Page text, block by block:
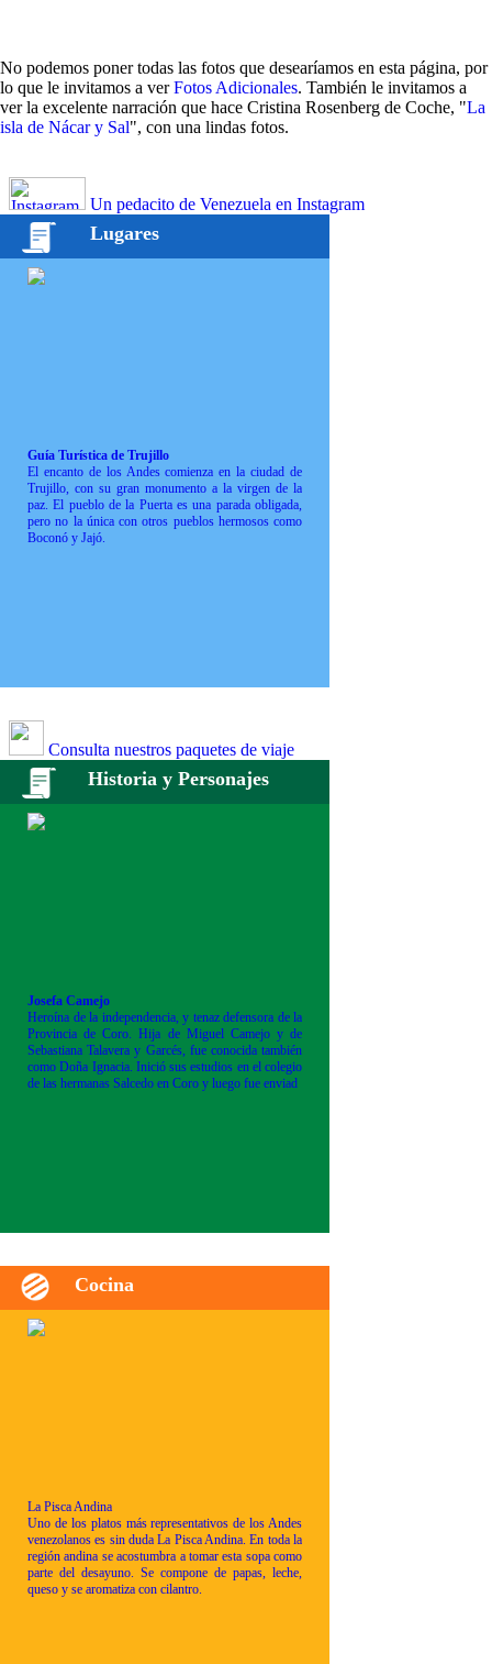
No podemos poner todas las fotos que desearíamos en esta página, por
lo que le invitamos a verFotos Adicionales. También le invitamos a
ver la excelente narración que hace Cristina Rosenberg de Coche, "La
isla de Nácar y Sal", con una lindas fotos.
Un pedacito de Venezuela en Instagram
Lugares
Guía Turística de Trujillo
El encanto de los Andes comienza en la ciudad de
Trujillo, con su gran monumento a la virgen de la
paz. El pueblo de la Puerta es una parada obligada,
pero no la única con otros pueblos hermosos como
Boconó y Jajó.
Consulta nuestros paquetes de viaje
Historia y Personajes
Josefa Camejo
Heroína de la independencia, y tenaz defensora de la
Provincia de Coro. Hija de Miguel Camejo y de
Sebastiana Talavera y Garcés, fue conocida también
como Doña Ignacia. Inició sus estudios en el colegio
de las hermanas Salcedo en Coro y luego fue enviad
Cocina
La Pisca Andina
Uno de los platos más representativos de los Andes
venezolanos es sin duda La Pisca Andina. En toda la
región andina se acostumbra a tomar esta sopa como
parte del desayuno. Se compone de papas, leche,
queso y se aromatiza con cilantro.